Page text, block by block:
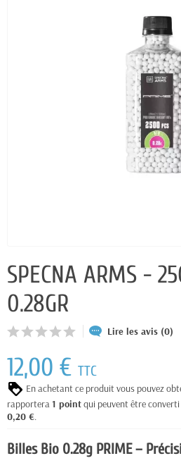
SPECNA ARMS -
0.28GR
Lire les avis (0)
12,00 € TTC
En achetant ce produit vous pouvez
rapportera1 pointqui peuvent être
0,20 €.
Billes Bio 0.28g PRIME –